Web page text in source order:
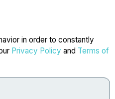
in order to constantly
Privacy Policy and Terms of